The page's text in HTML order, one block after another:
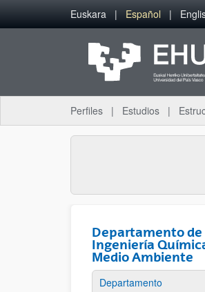
Saltar al contenido principal
Euskara Español
Perfiles Estudios
Departamento de
Ingeniería
Medio Ambiente
Departamento